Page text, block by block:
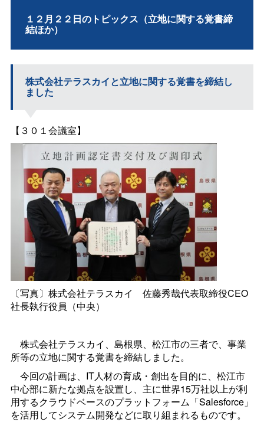
１２月２２日のトピックス（立地に関する覚書締
結ほか）
株式会社テラスカイと立地に関する覚書を締結し
ました
【３０１会議室】
〔写真〕株式会社テラスカイ 佐藤秀哉代表取締役CEO
社長執行役員（中央）
株式会社テラスカイ、島根県、松江市の三者で、事業
所等の立地に関する覚書を締結しました。
今回の計画は、IT人材の育成・創出を目的に、松江市
中心部に新たな拠点を設置し、主に世界15万社以上が利
用するクラウドベースのプラットフォーム「Salesforce」
を活用してシステム開発などに取り組まれるものです。